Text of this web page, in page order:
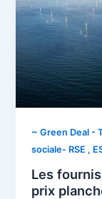
~ Green Deal -
sociale- RSE ,
Les
prix